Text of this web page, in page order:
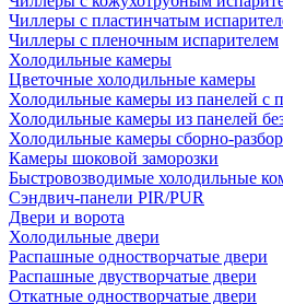
Чиллеры с пластинчатым
Чиллеры с пленочным испарителем
Холодильные камеры
Цветочные холодильные камеры
Холодильные камеры из панелей с
Холодильные камеры из панелей
Холодильные камеры сборно-
Камеры шоковой заморозки
Быстровозводимые холодильные
Сэндвич-панели PIR/PUR
Двери и ворота
Холодильные двери
Распашные одностворчатые двери
Распашные двустворчатые двери
Откатные одностворчатые двери